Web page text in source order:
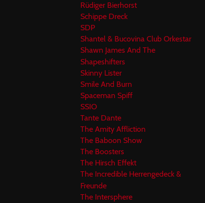
Rüdiger Bierhorst
Schippe Dreck
SDP
Shantel & Bucovina Club Orkestar
Shawn James And The
Shapeshifters
Skinny Lister
Smile And Burn
Spaceman Spiff
SSIO
Tante Dante
The Amity Affliction
The Baboon Show
The Boosters
The Hirsch Effekt
The Incredible Herrengedeck &
Freunde
The Intersphere